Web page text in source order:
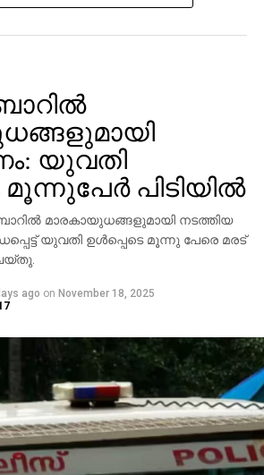
യുവതി
മൂന്നുപേര്‍ പിടിയില്‍
മാരകായുധങ്ങളുമായി നടത്തിയ
യുവതി ഉള്‍പ്പെടെ മൂന്നു പേരെ മരട്
ago on November 18, 2025